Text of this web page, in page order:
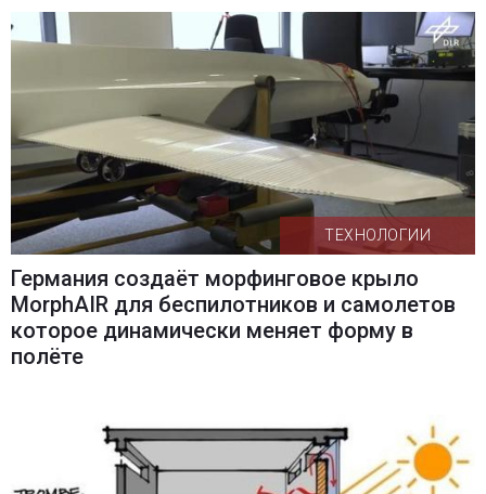
ТЕХНОЛОГИИ
Германия создаёт морфинговое крыло
MorphAIR для беспилотников и самолетов
которое динамически меняет форму в
полёте